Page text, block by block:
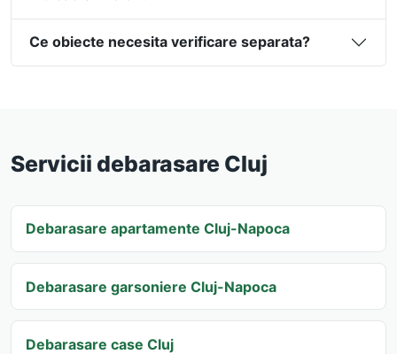
Ce obiecte necesita verificare separata?
Servicii debarasare Cluj
Debarasare apartamente Cluj-Napoca
Debarasare garsoniere Cluj-Napoca
Debarasare case Cluj